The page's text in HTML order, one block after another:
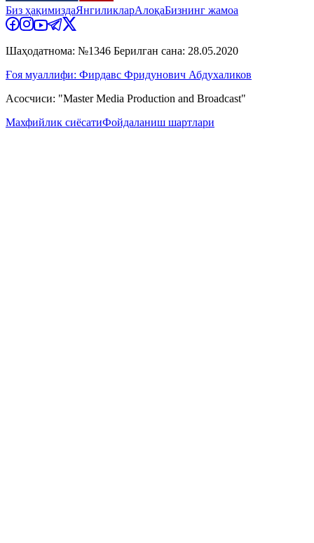
Биз ҳақимиздаЯнгиликларАлоқаБизнинг жамоа
Шаҳодатнома: №1346 Берилган сана: 28.05.2020
Ғоя муаллифи: Фирдавс Фридунович Абдухаликов
Асосчиси: "Master Media Production and Broadcast"
Махфийлик сиёсатиФойдаланиш шартлари